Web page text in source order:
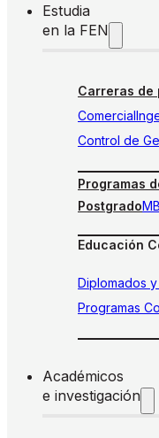
Estudia
en la FEN
Carreras de
Comercial
Control de
Programas
Postgrado
Educación
Diplomados
Programas
Académicos
e investigación